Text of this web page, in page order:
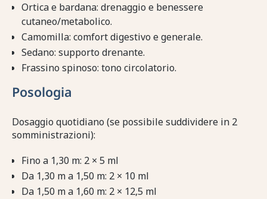
Ortica e bardana: drenaggio e benessere
cutaneo/metabolico.
Camomilla: comfort digestivo e generale.
Sedano: supporto drenante.
Frassino spinoso: tono circolatorio.
Posologia
Dosaggio quotidiano (se possibile suddividere in 2
somministrazioni):
Fino a 1,30 m: 2 × 5 ml
Da 1,30 m a 1,50 m: 2 × 10 ml
Da 1,50 m a 1,60 m: 2 × 12,5 ml